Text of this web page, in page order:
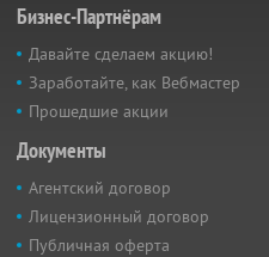
Бизнес-Партнёрам
Давайте сделаем акцию!
Заработайте, как Вебмастер
Прошедшие акции
Документы
Агентский договор
Лицензионный договор
Публичная оферта